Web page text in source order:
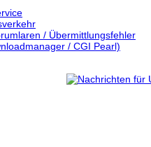
/ Übermittlungsfehler
/ CGI Pearl)